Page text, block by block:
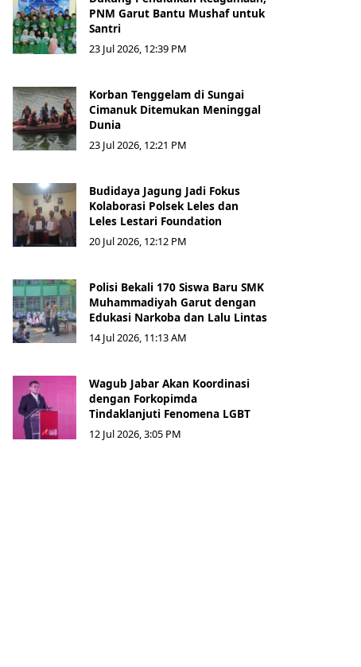
PNM Garut Bantu Mushaf untuk
Santri
23 Jul 2026, 12:39 PM
Korban Tenggelam di Sungai
Cimanuk Ditemukan Meninggal
Dunia
23 Jul 2026, 12:21 PM
Budidaya Jagung Jadi Fokus
Kolaborasi Polsek Leles dan
Leles Lestari Foundation
20 Jul 2026, 12:12 PM
Polisi Bekali 170 Siswa Baru SMK
Muhammadiyah Garut dengan
Edukasi Narkoba dan Lalu Lintas
14 Jul 2026, 11:13 AM
Wagub Jabar Akan Koordinasi
dengan Forkopimda
Tindaklanjuti Fenomena LGBT
12 Jul 2026, 3:05 PM